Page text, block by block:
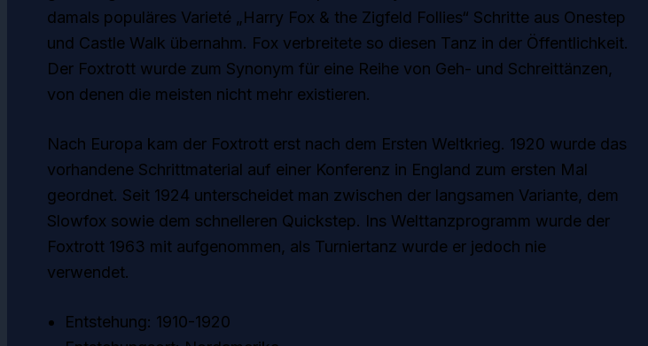
damals populäres Varieté „Harry Fox & the Zigfeld Follies“ Schritte aus Onestep
und Castle Walk übernahm. Fox verbreitete so diesen Tanz in der Öffentlichkeit.
Der Foxtrott wurde zum Synonym für eine Reihe von Geh- und Schreittänzen,
von denen die meisten nicht mehr existieren.
Nach Europa kam der Foxtrott erst nach dem Ersten Weltkrieg. 1920 wurde das
vorhandene Schrittmaterial auf einer Konferenz in England zum ersten Mal
geordnet. Seit 1924 unterscheidet man zwischen der langsamen Variante, dem
Slowfox sowie dem schnelleren Quickstep. Ins Welttanzprogramm wurde der
Foxtrott 1963 mit aufgenommen, als Turniertanz wurde er jedoch nie
verwendet.
Entstehung: 1910-1920